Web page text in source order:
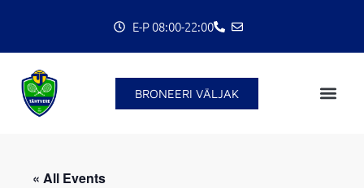
content
E-P 08:00-22:00
BRONEERI VÄLJAK
« All Events